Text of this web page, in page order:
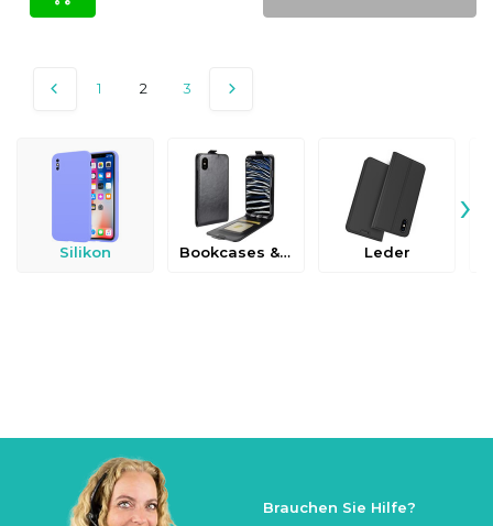
1 2 3
Silikon Bookcases & Flip Cases Leder
›
Brauchen Sie Hilfe?